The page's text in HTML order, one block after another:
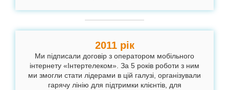
2011 рік
Ми підписали договір з оператором мобільного
інтернету «Інтертелеком». За 5 років роботи з ним
ми змогли стати лідерами в цій галузі, організували
гарячу лінію для підтримки клієнтів, для